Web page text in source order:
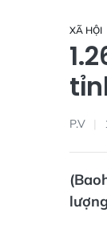
XÃ HỘI
P.V